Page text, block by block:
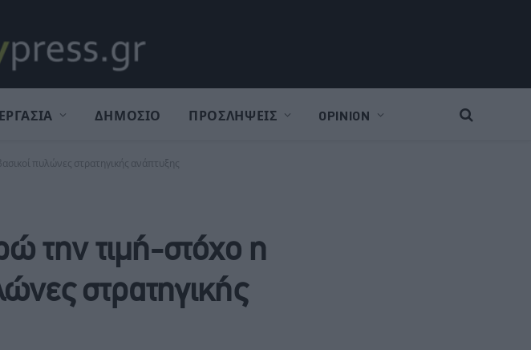
ΕΡΓΑΣΙΑ ΔΗΜΟΣΙΟ ΠΡΟΣΛΗΨΕΙΣ OPINION
πυλώνες στρατηγικής ανάπτυξης
την τιμή-στόχο η
στρατηγικής